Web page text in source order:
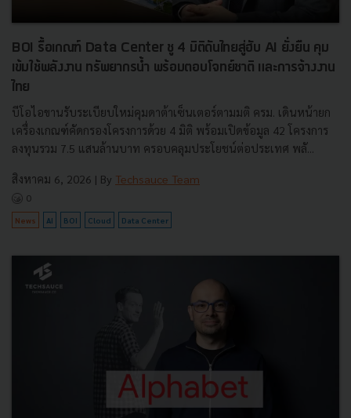
BOI รื้อเกณฑ์ Data Center ชู 4 มิติดันไทยสู่ฮับ AI ยั่งยืน คุม
เข้มใช้พลังงาน ทรัพยากรน้ำ พร้อมตอบโจทย์ชาติ และการจ้างงาน
ไทย
บีโอไอขานรับระเบียบใหม่คุมดาต้าเซ็นเตอร์ตามมติ ครม. เดินหน้ายก
เครื่องเกณฑ์คัดกรองโครงการด้วย 4 มิติ พร้อมเปิดข้อมูล 42 โครงการ
ลงทุนรวม 7.5 แสนล้านบาท ครอบคลุมประโยชน์ต่อประเทศ พลั...
สิงหาคม 6, 2026 | By Techsauce Team
0
News AI BOI Cloud Data Center